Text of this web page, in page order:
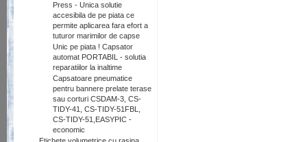
Press - Unica solutie
accesibila de pe piata ce
permite aplicarea fara efort a
tuturor marimilor de capse
Unic pe piata ! Capsator
automat PORTABIL - solutia
reparatiilor la inaltime
Capsatoare pneumatice
pentru bannere prelate terase
sau corturi CSDAM-3, CS-
TIDY-41, CS-TIDY-51FBL,
CS-TIDY-51,EASYPIC -
economic